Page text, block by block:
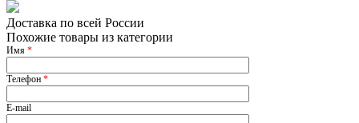
Доставка по всей России
Похожие товары из категории
Имя *
Телефон *
E-mail